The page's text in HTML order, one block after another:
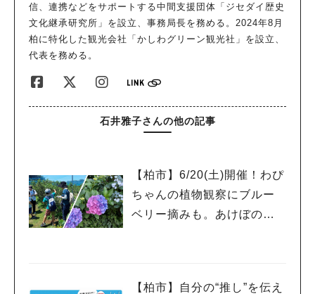
信、連携などをサポートする中間支援団体「ジセダイ歴史
文化継承研究所」を設立、事務局長を務める。2024年8月
柏に特化した観光会社「かしわグリーン観光社」を設立、
代表を務める。
石井雅子さんの他の記事
【柏市】6/20(土)開催！わぴ
ちゃんの植物観察にブルー
ベリー摘みも。あけぼの山
【柏市】自分の“推し”を伝え